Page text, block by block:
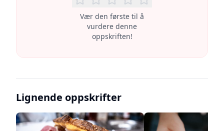
Vær den første til å
vurdere denne
oppskriften!
Lignende oppskrifter